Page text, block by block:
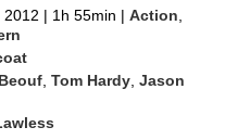
2012 | 1h 55min | Action
,Tom Hardy ,Jason